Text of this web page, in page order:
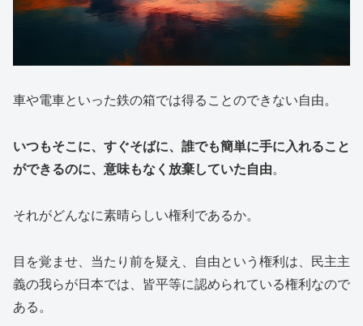
車や電車といった鉄の箱では得ることのできない自由。
いつもそこに、すぐそばに、誰でも簡単に手に入れること
ができるのに、意味もなく放棄していた自由。
それがどんなに素晴らしい権利であるか。
目を覚ませ、当たり前を疑え、自由という権利は、民主主
義の我らが日本では、皆平等に認められている権利なので
ある。